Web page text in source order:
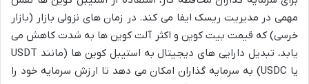
مهمی در مدیریت ریسک ایفا می کند. در زمان های نزولی بازار (بازار
خرسی) که قیمت بیت کوین و اکثر آلت کوین ها به شدت کاهش می
یابد، تبدیل دارایی های دیجیتال به استیبل کوین ها (مانند USDT
یا USDC) به سرمایه گذاران امکان می دهد تا ارزش سرمایه خود را